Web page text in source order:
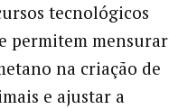
tecnológicos
permitem mensurar
na criação de
e ajustar a